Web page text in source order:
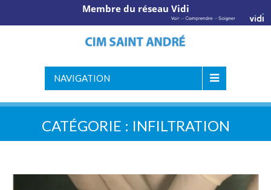
Membre du réseau Vidi
NAVIGATION
CATÉGORIE : INFILTRATION